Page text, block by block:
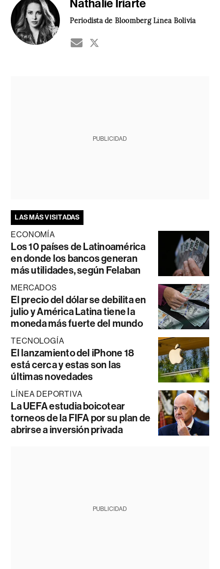
Nathalie Iriarte
Periodista de Bloomberg Línea Bolivia
PUBLICIDAD
LAS MÁS VISITADAS
ECONOMÍA
Los 10 países de Latinoamérica
en donde los bancos generan
más utilidades, según Felaban
MERCADOS
El precio del dólar se debilita en
julio y América Latina tiene la
moneda más fuerte del mundo
TECNOLOGÍA
El lanzamiento del iPhone 18
está cerca y estas son las
últimas novedades
LÍNEA DEPORTIVA
La UEFA estudia boicotear
torneos de la FIFA por su plan de
abrirse a inversión privada
PUBLICIDAD